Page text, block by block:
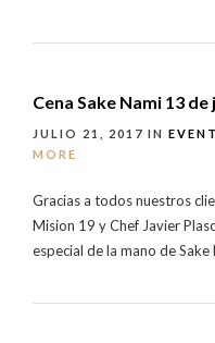
Cena Sake Nami 13 de
JULIO 21, 2017 IN
MORE
Gracias a todos nuestros
Mision 19 y Chef Javier
especial de la mano de